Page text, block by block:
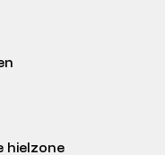
hielzone